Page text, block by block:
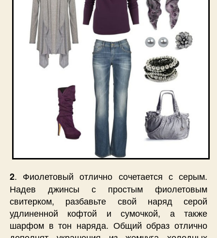
2. Фиолетовый отлично сочетается с серым.
Надев джинсы с простым фиолетовым
свитерком, разбавьте свой наряд серой
удлиненной кофтой и сумочкой, а также
шарфом в тон наряда. Общий образ отлично